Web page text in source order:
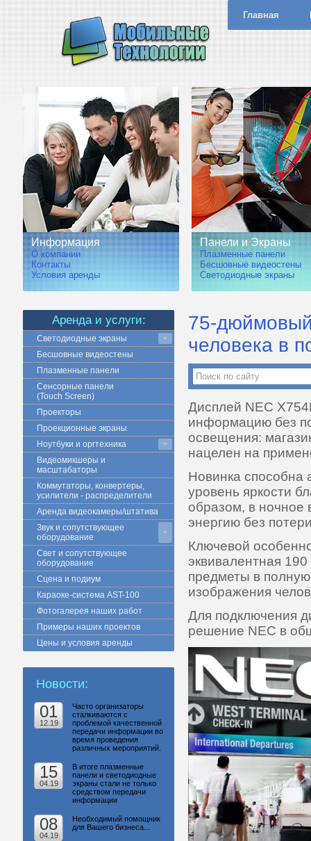
Главная
Панели и Экраны
Плазменные панели
Бесшовные видеостены
Светодиодные экраны
Информация
О компании
Контакты
Условия аренды
Аренда и услуги:
+
Светодиодные экраны
Бесшовные видеостены
Плазменные панели
Сенсорные панели
(Touch Screen)
Проекторы
Проекционные экраны
+
Ноутбуки и оргтехника
Видеомикшеры и
масштабаторы
Коммутаторы, конвертеры,
усилители - распределители
Аренда видеокамеры/штатива
+
Звук и сопутствующее
оборудование
Свет и сопутствующее
оборудование
Сцена и подиум
Караоке-система AST-100
Фотогалерея наших работ
Примеры наших проектов
Цены и условия аренды
Новости:
01
12.19
Часто организаторы
сталкиваются с
проблемой качественной
передачи информации во
время проведения
различных мероприятий.
15
04.19
В итоге плазменные
панели и светодиодные
экраны стали не только
средством передачи
информации
08
04.19
Необходимый помощник
для Вашего бизнеса...
75-
человека в
Дисплей NEC
информацию без
освещения:
нацелен на
Новинка способна
уровень яркости
образом, в ночное
энергию без
Ключевой
эквивалентная
предметы в
изображения
Для подключения
решение NEC в